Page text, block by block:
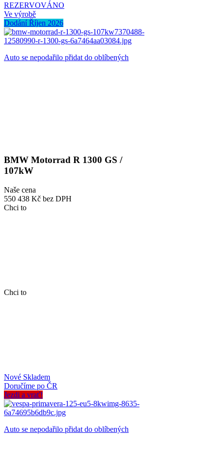
REZERVOVÁNO
Ve výrobě
Dodání Říjen 2026
Auto se nepodařilo přidat do oblíbených
BMW Motorrad R 1300 GS /
107kW
Naše cena
550 438 Kč bez DPH
Chci to
Chci to
Nové Skladem
Doručíme po ČR
Jezdi a vrať!
Auto se nepodařilo přidat do oblíbených